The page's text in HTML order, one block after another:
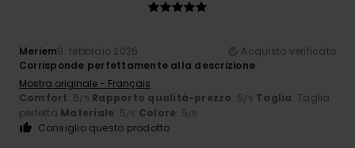
Meriem9. febbraio 2026
Acquisto verificato
Corrisponde perfettamente alla descrizione
Mostra originale - Français
Comfort: 5/5 Rapporto qualità-prezzo: 5/5 Taglia: Taglia
perfetta Materiale: 5/5 Colore: 5/5
Consiglio questo prodotto